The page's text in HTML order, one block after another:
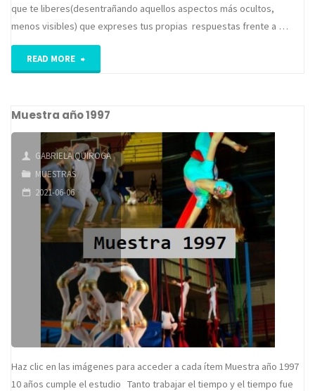
que te liberes(desentrañando aquellos aspectos más ocultos,
menos visibles) que expreses tus propias respuestas frente a …
READ MORE "Muestra
1998"
Muestra año 1997
GABRIELA QUIROGA
MUESTRAS
2021-06-06
Haz clic en las imágenes para acceder a cada ítem Muestra año 1997
10 años cumple el estudio Tanto trabajar el tiempo y el tiempo fue